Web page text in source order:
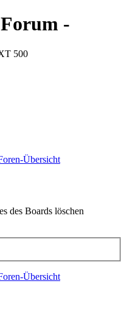
-
500
Übersicht
des Boards löschen
Übersicht